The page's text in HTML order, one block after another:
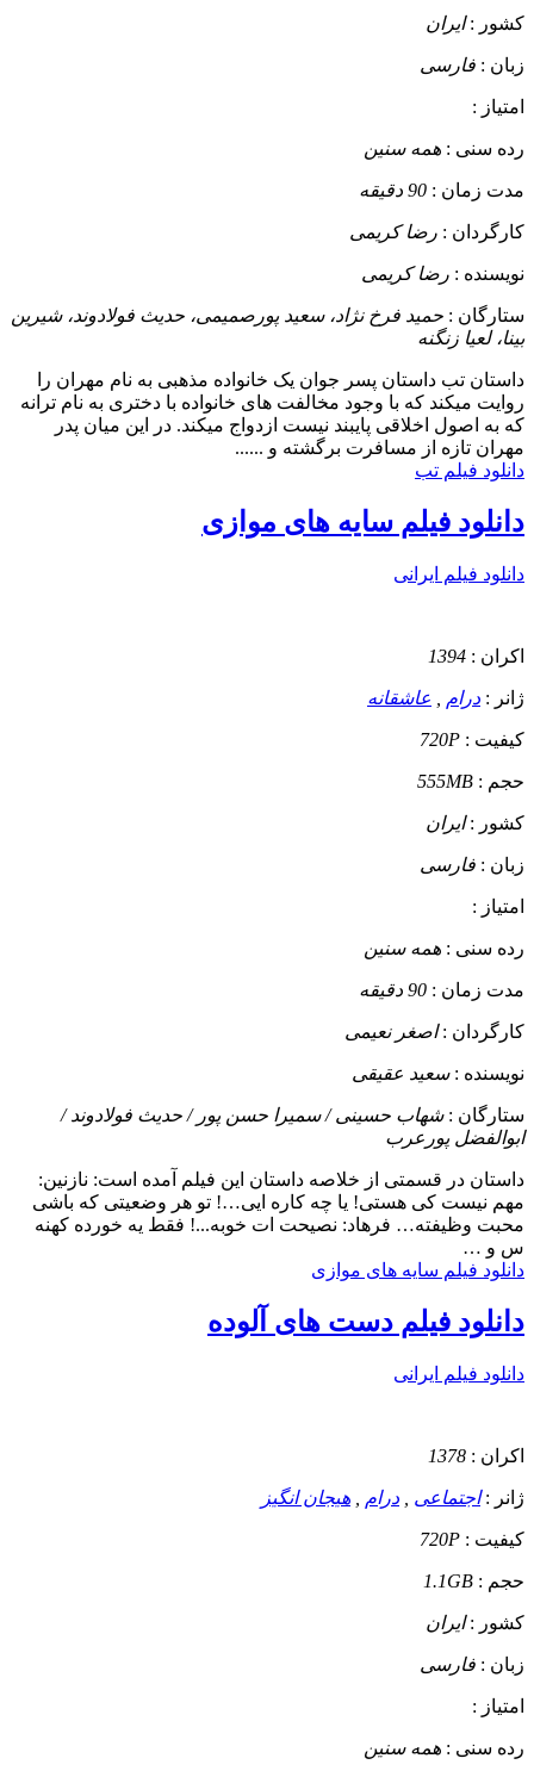
کشور :ایران
زبان : فارسی
امتیاز :
رده سنی : همه سنین
مدت زمان : 90 دقیقه
کارگردان : رضا کریمی
نویسنده : رضا کریمی
ستارگان : حمید فرخ نژاد، سعید پورصمیمی، حدیث فولادوند، شیرین
بینا، لعیا زنگنه
داستان تب داستان پسر جوان یک خانواده مذهبی به نام مهران را
روایت میکند که با وجود مخالفت های خانواده با دختری به نام ترانه
که به اصول اخلاقی پایبند نیست ازدواج میکند. در این میان پدر
مهران تازه از مسافرت برگشته و ......
دانلود فیلم تب
دانلود فیلم سایه های موازی
دانلود فیلم ایرانی
اکران : 1394
ژانر : درام عاشقانه
کیفیت : 720P
حجم : 555MB
کشور :ایران
زبان : فارسی
امتیاز :
رده سنی : همه سنین
مدت زمان : 90 دقیقه
کارگردان :اصغر نعیمی
نویسنده :سعید عقیقی
ستارگان :شهاب حسینی / سمیرا حسن پور / حدیث فولادوند /
ابوالفضل پورعرب
داستان در قسمتی از خلاصه داستان این فیلم آمده است: نازنین:
مهم نیست کی هستی! یا چه کاره ایی…! تو هر وضعیتی که باشی
محبت وظیفته… فرهاد: نصیحت ات خوبه...! فقط یه خورده کهنه
س و …
دانلود فیلم سایه های موازی
دانلود فیلم دست های آلوده
دانلود فیلم ایرانی
اکران : 1378
ژانر :اجتماعی درام هیجان انگیز
کیفیت : 720P
حجم : 1.1GB
کشور :ایران
زبان : فارسی
امتیاز :
رده سنی : همه سنین